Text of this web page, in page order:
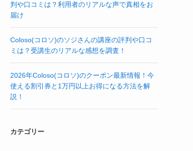
判や口コミは？利用者のリアルな声で真相をお
届け
Coloso(コロソ)のソジさんの講座の評判や口コ
ミは？受講生のリアルな感想を調査！
2026年Coloso(コロソ)のクーポン最新情報！今
使える割引券と1万円以上お得になる方法を解
説！
カテゴリー